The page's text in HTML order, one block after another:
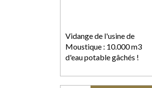
Vidange de l'usine de
Moustique : 10.000 m3
d'eau potable gâchés !